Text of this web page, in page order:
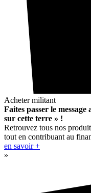
Acheter militant
Faites passer le
sur cette terre » !
Retrouvez tous nos
tout en contribuant au
en savoir +
»